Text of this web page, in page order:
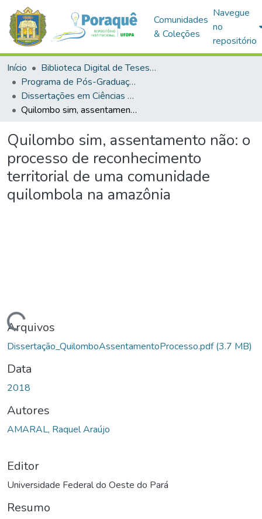
Comunidades
& Coleções
Navegue
no
repositório
Início
Biblioteca Digital de Teses e Dissertações (BDTD)
Programa de Pós-Graduação em Ciências da Sociedade (PPGCS)
Dissertações em Ciências da Sociedade (Mestrado)
Quilombo sim, assentamento não: o processo de reconhecimento territorial de uma comunidade quilombola na amazônia
Quilombo sim, assentamento não: o
processo de reconhecimento
territorial de uma comunidade
quilombola na amazônia
Arquivos
Dissertação_QuilomboAssentamentoProcesso.pdf(3.7 MB)
Data
2018
Autores
AMARAL, Raquel Araújo
Editor
Universidade Federal do Oeste do Pará
Resumo